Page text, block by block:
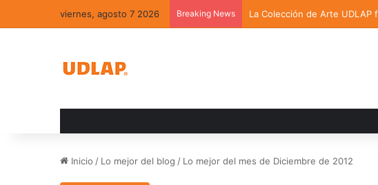
viernes, agosto 7 2026 Breaking News La Colección de Arte
Inicio / Lo mejor del blog / Lo mejor del mes de Diciembre de 2012